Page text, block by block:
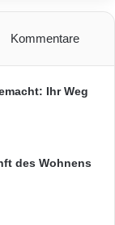
Kommentare
Ihr Weg
des Wohnens